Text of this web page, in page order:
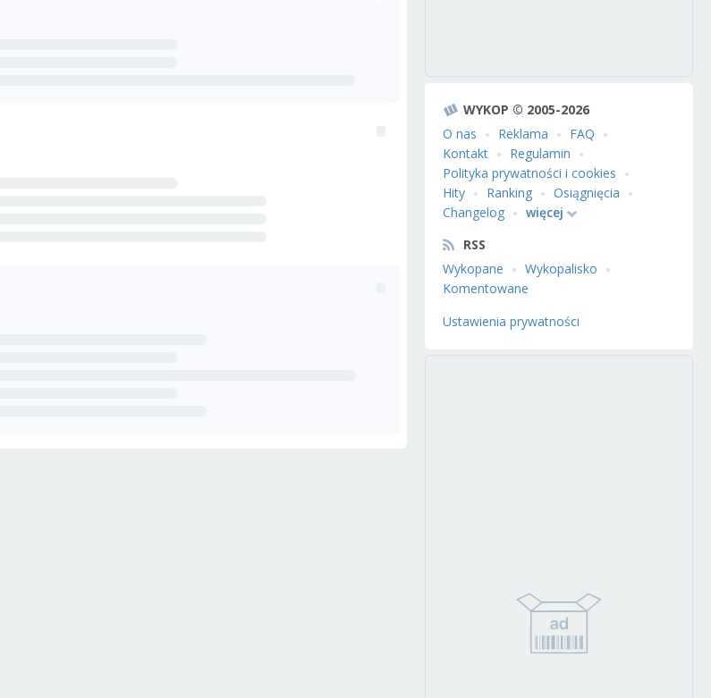
WYKOP © 2005-2026
O nas
Reklama
FAQ
Kontakt
Regulamin
Polityka prywatności i cookies
Hity
Ranking
Osiągnięcia
Changelog
więcej
RSS
Wykopane
Wykopalisko
Komentowane
Ustawienia prywatności